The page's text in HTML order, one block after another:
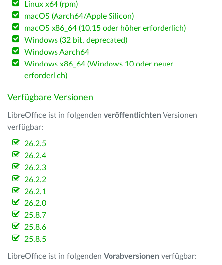
Linux x64 (rpm)
macOS (Aarch64/Apple Silicon)
macOS x86_64 (10.15 oder höher erforderlich)
Windows (32 bit, deprecated)
Windows Aarch64
Windows x86_64 (Windows 10 oder neuer
erforderlich)
Verfügbare Versionen
LibreOffice ist in folgenden veröffentlichten Versionen
verfügbar:
26.2.5
26.2.4
26.2.3
26.2.2
26.2.1
26.2.0
25.8.7
25.8.6
25.8.5
LibreOffice ist in folgenden Vorabversionen verfügbar: